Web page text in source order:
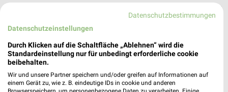
Jollenbeckerstr. 21
33615 Bielefeld Mitte
Heute 09:00 - 20:00 Uhr |
336,20 km
Datenschutzbestimmungen
Datenschutzeinstellungen
Durch Klicken auf die Schaltfläche „Ablehnen“ wird die
Standardeinstellung nur für unbedingt erforderliche cookie
beibehalten.
Wir und unsere Partner speichern und/oder greifen auf Informationen auf
einem Gerät zu, wie z. B. eindeutige IDs in cookie und anderen